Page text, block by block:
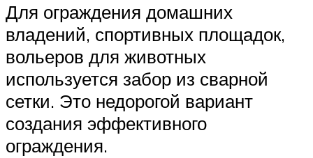
Для ограждения домашних
владений, спортивных площадок,
вольеров для животных
используется забор из сварной
сетки. Это недорогой вариант
создания эффективного
ограждения.